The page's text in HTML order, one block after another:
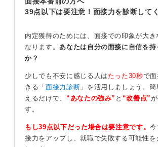
いるため、なおさらでしょう。また、複数
入社後に採用理由を聞くのはあり！ 自
最終的には、やはり人柄が伝わったのでは
か。自身のことをそのように評価しても良
す。
もし気になるようでしたら、入社後に 「
ロだったと感じていたのですが、どのよう
39点以下は要注意！面接力を診断して
内定獲得のためには、面接での印象が大き
なります。 あなたは自分の面接に自信を持
か？
少しでも不安に感じる人は たった30秒で
きる「 面接力診断 」を活用しましょう。
えるだけで、 “あなたの強み” と “改善点”
す。
もし39点以下だった場合は要注意です。
接力をアップし、就職で失敗する可能性を